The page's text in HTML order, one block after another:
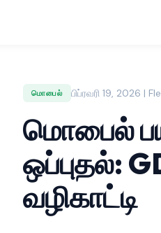
மொபைல் பிப்ரவரி 19, 2026 |
மொபைல்
ஒப்புதல்:
வழிகாட்டி